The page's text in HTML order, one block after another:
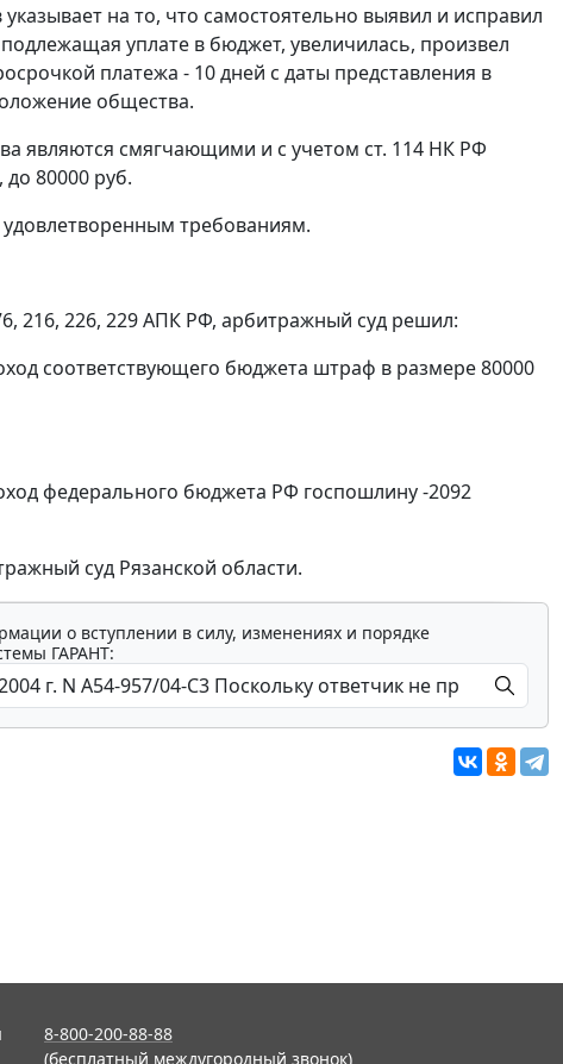
на то, что самостоятельно выявил и исправил
уплате в бюджет, увеличилась, произвел
платежа - 10 дней с даты представления в
общества.
являются смягчающими и с учетом ст. 114 НК РФ
80000 руб.
требованиям.
, 216, 226, 229АПК РФ, арбитражный суд решил:
соответствующего бюджета штраф в размере 80000
федерального бюджета РФ госпошлину -2092
суд Рязанской области.
о вступлении в силу, изменениях и порядке
ГАРАНТ:
8-800-200-88-88
(бесплатный междугородный звонок)